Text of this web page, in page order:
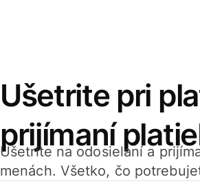
Ušetrite pri
prijímaní
Ušetrite na odosielaní a
menách. Všetko, čo